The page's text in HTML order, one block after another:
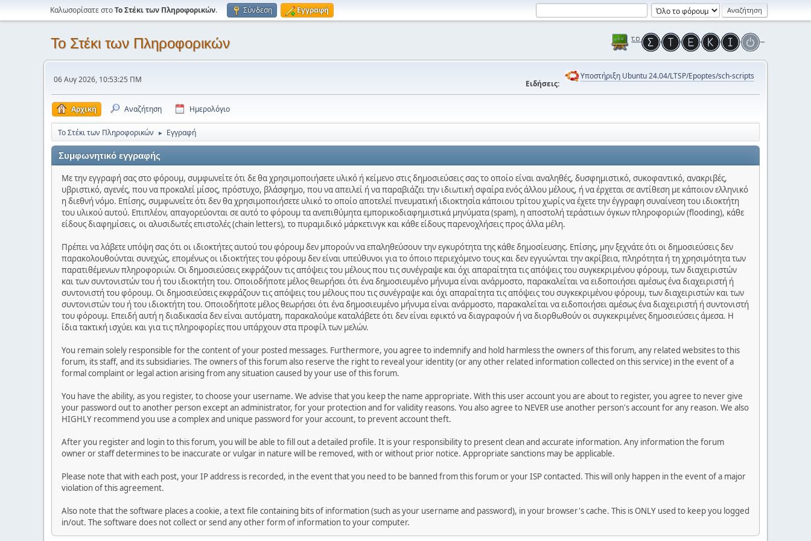
Καλωσορίσατε στοΤο Στέκι των Πληροφορικών. Σύνδεση Εγγραφή
Το Στέκι των Πληροφορικών
06 Αυγ 2026, 10:53:25 ΠΜ Ειδήσεις:
Υποστήριξη Ubuntu 24.04/LTSP/Epoptes/sch-scripts
Αρχική Αναζήτηση Ημερολόγιο
Το Στέκι των Πληροφορικών ► Εγγραφή
Συμφωνητικό εγγραφής
Με την εγγραφή σας στο φόρουμ, συμφωνείτε ότι δε θα χρησιμοποιήσετε υλικό ή κείμενο στις δημοσιεύσεις σας το οποίο είναι αναληθές, δυσφημιστικό, συκοφαντικό, ανακριβές,
υβριστικό, αγενές, που να προκαλεί μίσος, πρόστυχο, βλάσφημο, που να απειλεί ή να παραβιάζει την ιδιωτική σφαίρα ενός άλλου μέλους, ή να έρχεται σε αντίθεση με κάποιον ελληνικό
η διεθνή νόμο. Επίσης, συμφωνείτε ότι δεν θα χρησιμοποιήσετε υλικό το οποίο αποτελεί πνευματική ιδιοκτησία κάποιου τρίτου χωρίς να έχετε την έγγραφη συναίνεση του ιδιοκτήτη
του υλικού αυτού. Επιπλέον, απαγορεύονται σε αυτό το φόρουμ τα ανεπιθύμητα εμπορικοδιαφημιστικά μηνύματα (spam), η αποστολή τεράστιων όγκων πληροφοριών (flooding), κάθε
είδους διαφημίσεις, οι αλυσιδωτές επιστολές (chain letters), το πυραμιδικό μάρκετινγκ και κάθε είδους παρενοχλήσεις προς άλλα μέλη.
Πρέπει να λάβετε υπόψη σας ότι οι ιδιοκτήτες αυτού του φόρουμ δεν μπορούν να επαληθεύσουν την εγκυρότητα της κάθε δημοσίευσης. Επίσης, μην ξεχνάτε ότι οι δημοσιεύσεις δεν
παρακολουθούνται συνεχώς, επομένως οι ιδιοκτήτες του φόρουμ δεν είναι υπεύθυνοι για το όποιο περιεχόμενο τους και δεν εγγυώνται την ακρίβεια, πληρότητα ή τη χρησιμότητα των
παρατιθέμενων πληροφοριών. Οι δημοσιεύσεις εκφράζουν τις απόψεις του μέλους που τις συνέγραψε και όχι απαραίτητα τις απόψεις του συγκεκριμένου φόρουμ, των διαχειριστών
και των συντονιστών του ή του ιδιοκτήτη του. Οποιοδήποτε μέλος θεωρήσει ότι ένα δημοσιευμένο μήνυμα είναι ανάρμοστο, παρακαλείται να ειδοποιήσει αμέσως ένα διαχειριστή ή
συντονιστή του φόρουμ. Οι δημοσιεύσεις εκφράζουν τις απόψεις του μέλους που τις συνέγραψε και όχι απαραίτητα τις απόψεις του συγκεκριμένου φόρουμ, των διαχειριστών και των
συντονιστών του ή του ιδιοκτήτη του. Οποιοδήποτε μέλος θεωρήσει ότι ένα δημοσιευμένο μήνυμα είναι ανάρμοστο, παρακαλείται να ειδοποιήσει αμέσως ένα διαχειριστή ή συντονιστή
του φόρουμ. Επειδή αυτή η διαδικασία δεν είναι αυτόματη, παρακαλούμε καταλάβετε ότι δεν είναι εφικτό να διαγραφούν ή να διορθωθούν οι συγκεκριμένες δημοσιεύσεις άμεσα. Η
ίδια τακτική ισχύει και για τις πληροφορίες που υπάρχουν στα προφίλ των μελών.
You remain solely responsible for the content of your posted messages. Furthermore, you agree to indemnify and hold harmless the owners of this forum, any related websites to this
forum, its staff, and its subsidiaries. The owners of this forum also reserve the right to reveal your identity (or any other related information collected on this service) in the event of a
formal complaint or legal action arising from any situation caused by your use of this forum.
You have the ability, as you register, to choose your username. We advise that you keep the name appropriate. With this user account you are about to register, you agree to never give
your password out to another person except an administrator, for your protection and for validity reasons. You also agree to NEVER use another person's account for any reason. We also
HIGHLY recommend you use a complex and unique password for your account, to prevent account theft.
After you register and login to this forum, you will be able to fill out a detailed profile. It is your responsibility to present clean and accurate information. Any information the forum
owner or staff determines to be inaccurate or vulgar in nature will be removed, with or without prior notice. Appropriate sanctions may be applicable.
Please note that with each post, your IP address is recorded, in the event that you need to be banned from this forum or your ISP contacted. This will only happen in the event of a major
violation of this agreement.
Also note that the software places a cookie, a text file containing bits of information (such as your username and password), in your browser's cache. This is ONLY used to keep you logged
in/out. The software does not collect or send any other form of information to your computer.